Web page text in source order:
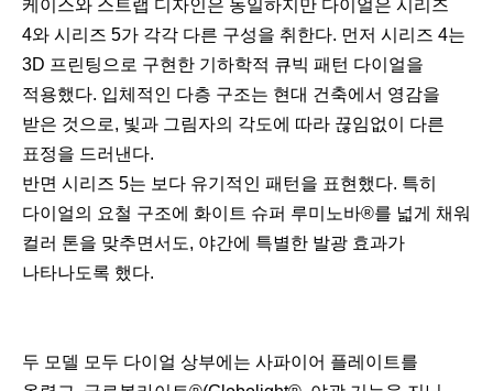
케이스와 스트랩 디자인은 동일하지만 다이얼은 시리즈
4와 시리즈 5가 각각 다른 구성을 취한다. 먼저 시리즈 4는
3D 프린팅으로 구현한 기하학적 큐빅 패턴 다이얼을
적용했다. 입체적인 다층 구조는 현대 건축에서 영감을
받은 것으로, 빛과 그림자의 각도에 따라 끊임없이 다른
표정을 드러낸다.
반면 시리즈 5는 보다 유기적인 패턴을 표현했다. 특히
다이얼의 요철 구조에 화이트 슈퍼 루미노바®를 넓게 채워
컬러 톤을 맞추면서도, 야간에 특별한 발광 효과가
나타나도록 했다.
두 모델 모두 다이얼 상부에는 사파이어 플레이트를